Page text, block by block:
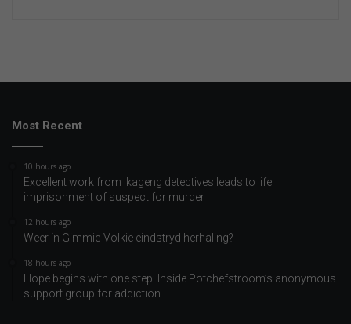
Most Recent
10 hours ago
Excellent work from Ikageng detectives leads to life
imprisonment of suspect for murder
12 hours ago
Weer ‘n Gimmie-Volkie eindstryd herhaling?
18 hours ago
Hope begins with one step: Inside Potchefstroom’s anonymous
support group for addiction